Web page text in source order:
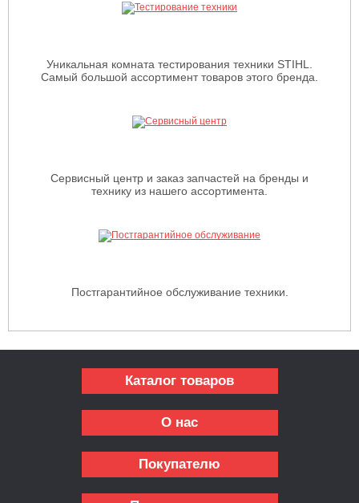
Уникальная комната тестирования техники STIHL.
Самый большой ассортимент товаров этого бренда.
Сервисный центр и заказ запчастей на бренды и
технику из нашего ассортимента.
Постгарантийное обслуживание техники.
Каталог товаров
О нас
Покупателю